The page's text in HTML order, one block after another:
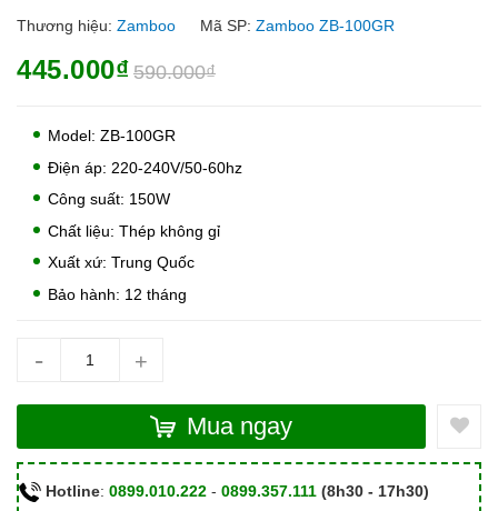
Thương hiệu: Zamboo Mã SP: Zamboo ZB-100GR
445.000₫ 590.000₫
Model: ZB-100GR
Điện áp: 220-240V/50-60hz
Công suất: 150W
Chất liệu: Thép không gỉ
Xuất xứ: Trung Quốc
Bảo hành: 12 tháng
- +
Mua ngay
Hotline: 0899.010.222 - 0899.357.111 (8h30 - 17h30)